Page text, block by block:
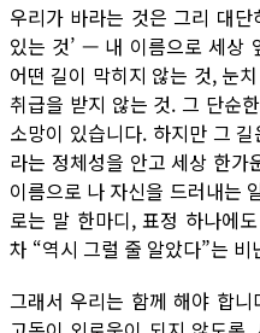
우리가 바라는 것은 그리 대
있는 것’ — 내 이름으로 세상
어떤 길이 막히지 않는 것, 눈
취급을 받지 않는 것. 그 단순
소망이 있습니다. 하지만 그
라는 정체성을 안고 세상 한가
이름으로 나 자신을 드러내는
로는 말 한마디, 표정 하나에
차 “역시 그럴 줄 알았다”는
그래서 우리는 함께 해야 합